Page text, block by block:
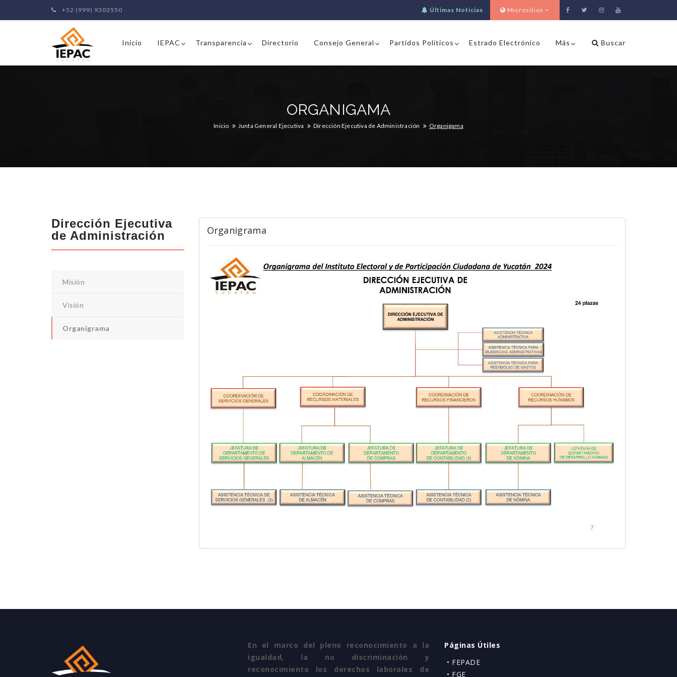
+52 (999) 9303550 Últimas Noticias Micrositios
Inicio IEPAC Transparencia Directorio Consejo General Partidos Políticos Estrado Electrónico Más Buscar
ORGANIGAMA
Inicio Junta General Ejecutiva Dirección Ejecutiva de Administración Organigama
Dirección Ejecutiva
de Administración
Misión
Visión
Organigrama
Organigrama
En el marco del pleno reconocimiento a la
igualdad, la no discriminación y
reconocimiento los derechos laborales de
Páginas Útiles
• FEPADE
• FGE